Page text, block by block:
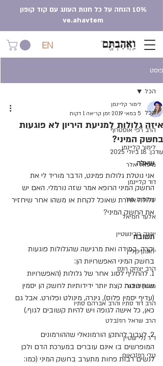
10% הנחה על כל חנות העונג עם קוד קופון
ve.ahavtem
EN
פוסט
הכל
הרב רפי אוסטרוף
לימור קליינמן
מיכאל אלר
דוד קליינמן
שולמית מור
אלעד חמיאל
יונינה רובינשטיין
יהונתן קליין
הרב יצחק רונס
מושון לוינגר
הרב דוד סתיו והרב אברהם סתיו
הרב שראל רוזנבלט
ד"ר נלי שטיין
טלי רוזנבאום
הכל
איזה גלולות למניעת היריון לא פוגעות
בחשק המיני?
לימור קליינמן
5 במאי 2019
זמן קריאה 1 דקות
עודכן:18 ביולי 2025
שאלה
אני נוטלת גלולות פמינט, הדבר מוריד לי את
החשק המיני הרופא אמר שזה נורמלי. האם יש
גלולה אחרת שאוכל לקחת או משהו אחר שיחזיר
את החשק המיני?
תשובה
יקרה, במידה ואת מרגישה שהגלולות פוגעות
בחשק המיני האפשרויות הן:
1. להחליף לסוג אחר של גלולות (האפשרויות
שנחשבות קצת יותר ידידותיות לחשק הן יסמין
(עדיף יסמין פלוס), גינרה, מינולט ופלורט. אבל גם
כאן, כל אישה לגופה ויש להיות קשובים לגוף.)
2. לעבור להתקן הורמונאלי שההורמונים
המופרשים בו אינם עוברים במערכת הדם ולכן
לנשים רבות פחות מתערב בחשק המיני (כמו: